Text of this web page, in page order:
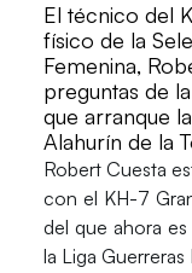
El técnico del
físico de la
Femenina,
preguntas de
que arranque
Alahurín de la
Robert Cuesta
con el KH-7
del que ahora
la Liga Guerreras